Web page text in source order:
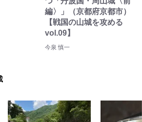
編〉」（京都府京都市）
【戦国の山城を攻める
vol.09】
今泉 慎一